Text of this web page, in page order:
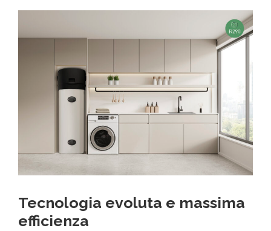
Tecnologia evoluta e massima
efficienza